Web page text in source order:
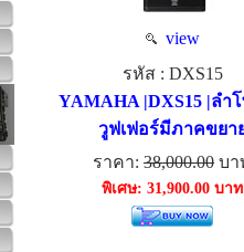
view
รหัส : DXS15
YAMAHA |DXS15 |ลำ
วูฟเฟอร์มีภาคขยา
ราคา: 38,000.00 บา
พิเศษ: 31,900.00 บาท